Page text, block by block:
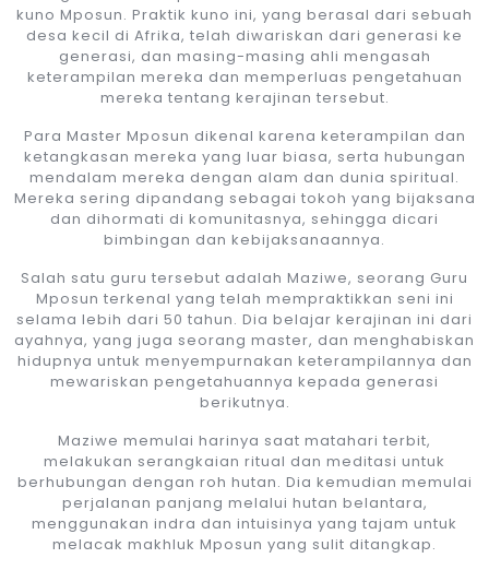
kuno Mposun. Praktik kuno ini, yang berasal dari sebuah
desa kecil di Afrika, telah diwariskan dari generasi ke
generasi, dan masing-masing ahli mengasah
keterampilan mereka dan memperluas pengetahuan
mereka tentang kerajinan tersebut.
Para Master Mposun dikenal karena keterampilan dan
ketangkasan mereka yang luar biasa, serta hubungan
mendalam mereka dengan alam dan dunia spiritual.
Mereka sering dipandang sebagai tokoh yang bijaksana
dan dihormati di komunitasnya, sehingga dicari
bimbingan dan kebijaksanaannya.
Salah satu guru tersebut adalah Maziwe, seorang Guru
Mposun terkenal yang telah mempraktikkan seni ini
selama lebih dari 50 tahun. Dia belajar kerajinan ini dari
ayahnya, yang juga seorang master, dan menghabiskan
hidupnya untuk menyempurnakan keterampilannya dan
mewariskan pengetahuannya kepada generasi
berikutnya.
Maziwe memulai harinya saat matahari terbit,
melakukan serangkaian ritual dan meditasi untuk
berhubungan dengan roh hutan. Dia kemudian memulai
perjalanan panjang melalui hutan belantara,
menggunakan indra dan intuisinya yang tajam untuk
melacak makhluk Mposun yang sulit ditangkap.